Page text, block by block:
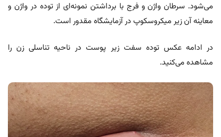
می‌شود. سرطان‌ واژن و فرج با برداشتن نمونه‌ای از توده در واژن و
معاینه آن زیر میکروسکوپ در آزمایشگاه مقدور است.
در ادامه عکس توده سفت زیر پوست در ناحیه تناسلی زن را
مشاهده می‌کنید.